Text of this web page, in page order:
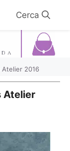
Atelier 2016
Atelier